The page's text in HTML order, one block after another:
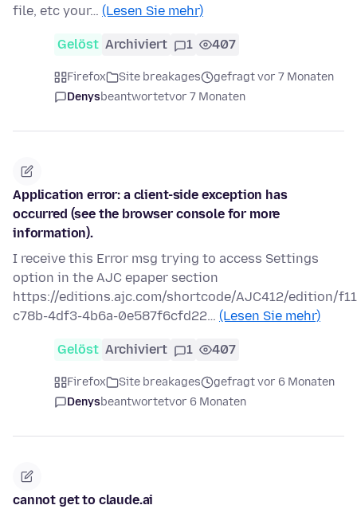
file, etc your… (Lesen Sie mehr)
Gelöst Archiviert 1 407
Firefox Site breakages
gefragt vor 7 Monaten
Denysbeantwortetvor 7 Monaten
Application error: a client-side exception has
occurred (see the browser console for more
information).
I receive this Error msg trying to access Settings
option in the AJC epaper section
https://editions.ajc.com/shortcode/AJC412/edition/
c78b-4df3-4b6a-0e587f6cfd22… (Lesen Sie mehr)
Gelöst Archiviert 1 407
Firefox Site breakages
gefragt vor 6 Monaten
Denysbeantwortetvor 6 Monaten
cannot get to claude.ai